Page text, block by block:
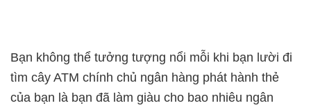
Bạn không thể tưởng tượng nổi mỗi khi bạn lười đi
tìm cây ATM chính chủ ngân hàng phát hành thẻ
của bạn là bạn đã làm giàu cho bao nhiêu ngân